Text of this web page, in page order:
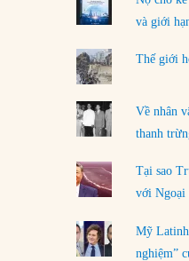
29/07/2026
Chiến dịch ‘siêu
Ukraine xoay
và giới
Thế giới
Về nhân
thanh
Tại sao
với Ngoại
Mỹ
nghiệm”